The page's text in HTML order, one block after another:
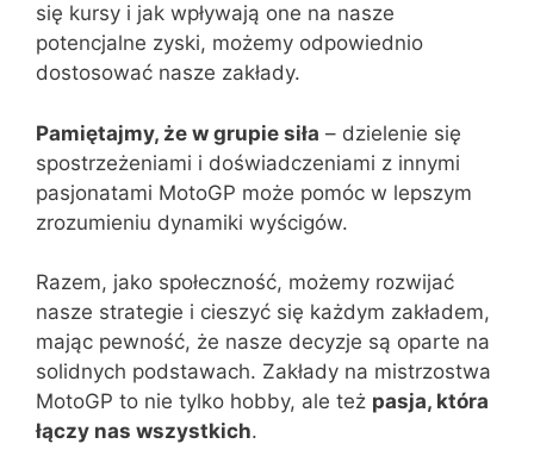
się kursy i jak wpływają one na nasze
potencjalne zyski, możemy odpowiednio
dostosować nasze zakłady.
Pamiętajmy, że w grupie siła – dzielenie się
spostrzeżeniami i doświadczeniami z innymi
pasjonatami MotoGP może pomóc w lepszym
zrozumieniu dynamiki wyścigów.
Razem, jako społeczność, możemy rozwijać
nasze strategie i cieszyć się każdym zakładem,
mając pewność, że nasze decyzje są oparte na
solidnych podstawach. Zakłady na mistrzostwa
MotoGP to nie tylko hobby, ale też pasja, która
łączy nas wszystkich.